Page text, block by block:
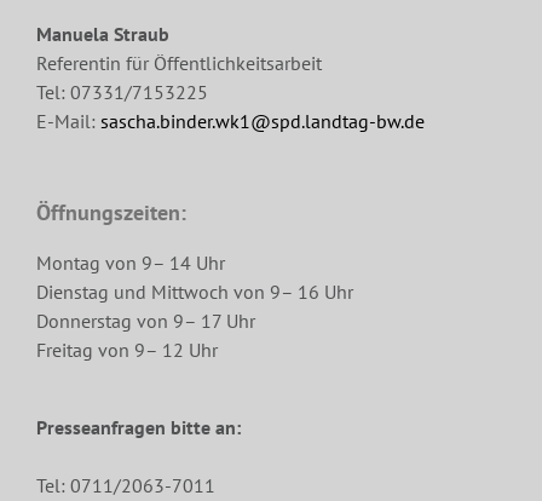
Manuela Straub
Referentin für Öffentlichkeitsarbeit
Tel: 07331/7153225
E-Mail: sascha.binder.wk1@spd.landtag-bw.de
Öffnungszeiten:
Montag von 9– 14 Uhr
Dienstag und Mittwoch von 9– 16 Uhr
Donnerstag von 9– 17 Uhr
Freitag von 9– 12 Uhr
Presseanfragen bitte an:
Tel: 0711/2063-7011